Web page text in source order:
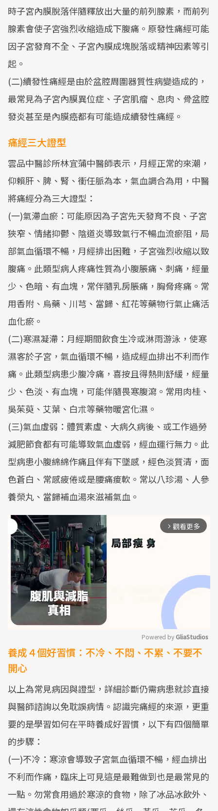
時子宮內膜脫落伴隨釋放出大量的前列腺素，而前列
腺素會使子宮強烈收縮造成下腹痛。原發性痛經可能
因子宮發育不全、子宮內膜成塊脫落或精神因素等引
起。
(二)續發性痛經是由於盆腔周圍器質性病變造成的，
最常見為子宮內膜異位症、子宮肌瘤、息肉、骨盆腔
發炎甚至是內膜癌都有可能造成續發性痛經。
痛經三大證型
雲品中醫診所林宜蒲中醫師表示，月經正常的來潮，
仰賴肝、脾、腎、衝任脈為本，氣血調合為用，中醫
將痛經分為三大證型：
(一)氣滯血瘀：可能原因為子宮先天發育不良、子宮
狹窄、情緒抑鬱、陰道炎導致氣行不暢血流瘀阻，局
部氣血循環不暢，月經排出困難，子宮強烈收縮以致
腹痛。此類型病人疼痛性質為小腹脹痛、刺痛，經量
少、色暗、有血塊，常伴隨乳房脹痛，胸脅疼痛。常
用香附、烏藥、川芎、當歸、紅花等藥物行氣止痛活
血化瘀。
(二)寒濕凝滯：月經期間飲食生冷或淋雨游泳，使寒
濕客於子宮，氣血循環不暢，造成經血排出不利而作
痛。此類型病患少腹冷痛，喜按且得熱則舒緩，經量
少、色淡、有血塊，可能伴隨畏寒腹瀉。常用肉桂、
吳茱萸、艾葉、白朮等藥物暖宮化濕。
(三)氣血虛弱：體質素虛、大病久病後、或工作過勞
減肥節食都有可能導致氣血虛弱，經血運行無力。此
型病患小腹綿綿作痛且伴有下墜感，經色淡質清，面
色蒼白、常感疲倦或是腰痛痠軟。常以八珍湯、人參
養榮丸、當歸補血湯來滋補氣血。
arrow_forward_ios 觀看更多
Mute
Powered by GliaStudios
養成４個好習慣：不冷、不悶、不累、不要不
開心
以上為常見病因與證型，詳細診斷仍需病患就診直接
與醫師諮詢以免耽誤病情。認識完痛經的來源，更重
要的是學習如何在平時養成好習慣，以下有四個簡單
的步驟：
(一)不冷：寒涼會導致子宮氣血循環不暢，經血排出
不利而作痛，臨床上可見這是最難做到也是最常見的
一點。勿常食用過於寒涼的食物，除了冰品冰飲外、